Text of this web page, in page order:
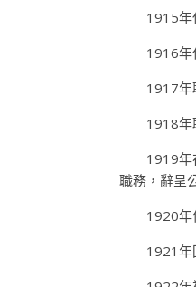
1915年
1916年
1917年
1918年
1919年
職務，辭呈
1920年
1921年